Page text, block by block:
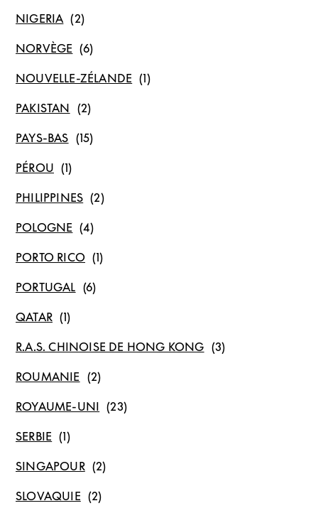
NIGERIA
NORVÈGE
NOUVELLE-ZÉLANDE
PAKISTAN
PAYS-BAS
PÉROU
PHILIPPINES
POLOGNE
PORTO RICO
PORTUGAL
QATAR
R.A.S. CHINOISE DE HONG KONG
ROUMANIE
ROYAUME-UNI
SERBIE
SINGAPOUR
SLOVAQUIE